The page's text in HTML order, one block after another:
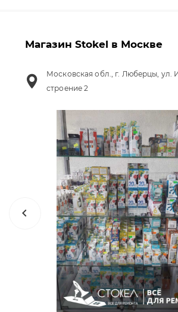
Магазин Stokel в Москве
Московская обл., г. Люберцы, ул.
строение 2